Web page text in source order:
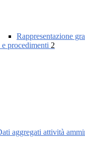
Rappresentazione
procedimenti 2
aggregati attività